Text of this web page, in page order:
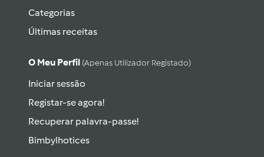
Categorias
Últimas receitas
O Meu Perfil (apenas Utilizador Registado)
Iniciar sessão
Registar-se agora!
Recuperar palavra-passe!
Bimbylhotices